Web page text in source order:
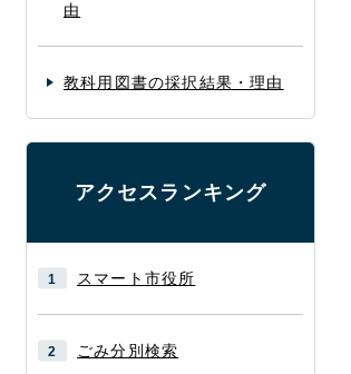
由
教科用図書の採択結果・理由
アクセスランキング
スマート市役所
ごみ分別検索